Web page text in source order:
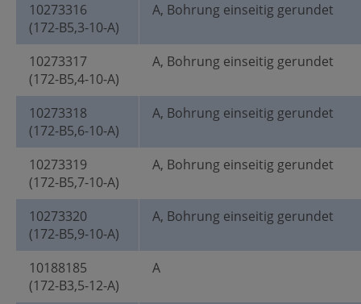
10273316
(172-B5,3-10-A)
A, Bohrung einseitig gerundet
10273317
(172-B5,4-10-A)
A, Bohrung einseitig gerundet
10273318
(172-B5,6-10-A)
A, Bohrung einseitig gerundet
10273319
(172-B5,7-10-A)
A, Bohrung einseitig gerundet
10273320
(172-B5,9-10-A)
A, Bohrung einseitig gerundet
10188185
(172-B3,5-12-A)
A